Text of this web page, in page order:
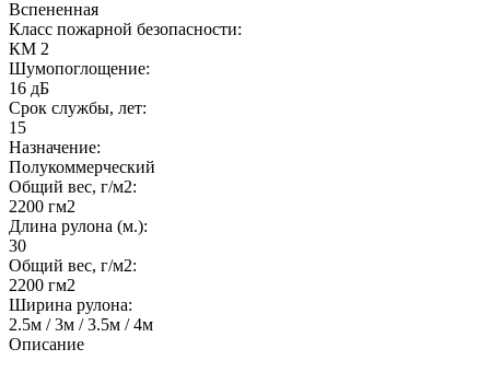
Вспененная
Класс пожарной безопасности:
КМ 2
Шумопоглощение:
16 дБ
Срок службы, лет:
15
Назначение:
Полукоммерческий
Общий вес, г/м2:
2200 гм2
Длина рулона (м.):
30
Общий вес, г/м2:
2200 гм2
Ширина рулона:
2.5м / 3м / 3.5м / 4м
Описание